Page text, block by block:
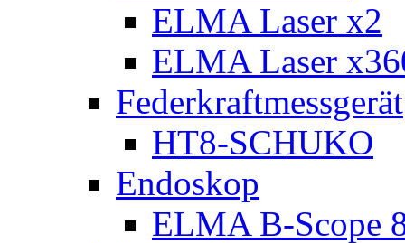
ELMA Laser x2
ELMA Laser
Federkraftmessgerät
HT8-SCHUKO
Endoskop
ELMA B-Scope